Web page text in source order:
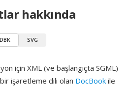
hakkında
DBK SVG
için XML (ve başlangıçta SGML)
bir işaretleme dili olan DocBook ile